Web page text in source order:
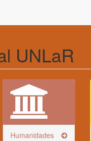
UNLaR
Humanidades